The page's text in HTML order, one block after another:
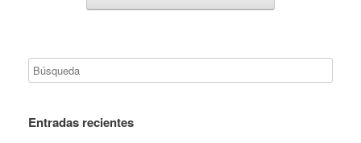
Entradas recientes